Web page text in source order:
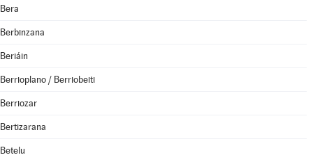
Bera
Berbinzana
Beriáin
Berrioplano / Berriobeiti
Berriozar
Bertizarana
Betelu